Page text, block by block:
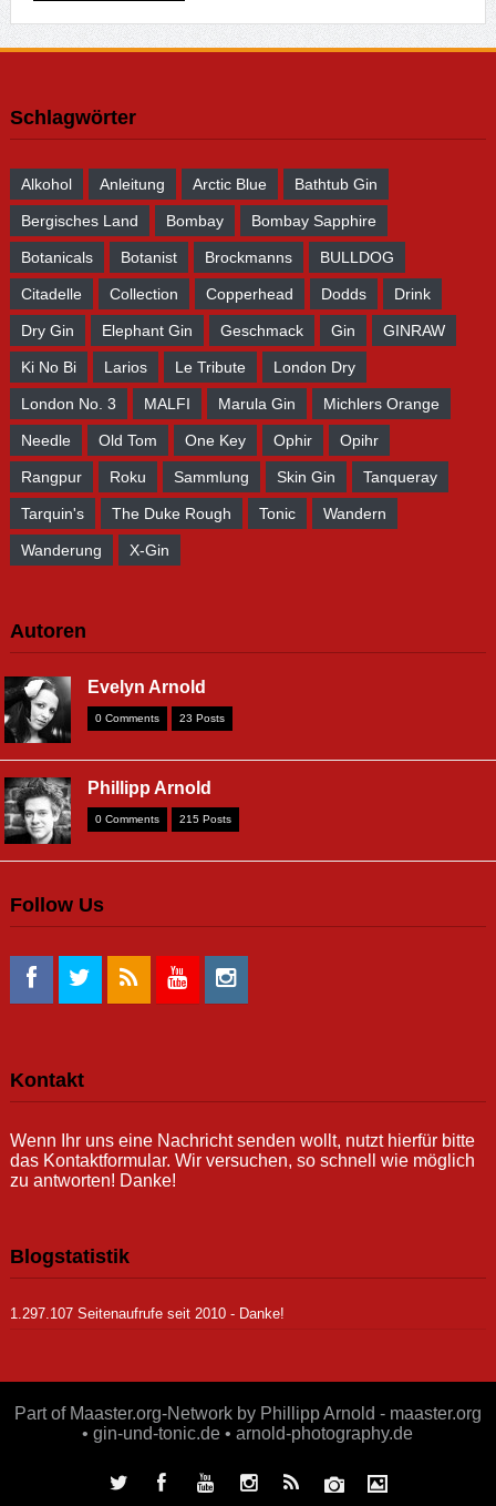
Schlagwörter
Alkohol Anleitung Arctic Blue Bathtub Gin
Bergisches Land Bombay Bombay Sapphire
Botanicals Botanist Brockmanns BULLDOG
Citadelle Collection Copperhead Dodds Drink
Dry Gin Elephant Gin Geschmack Gin GINRAW
Ki No Bi Larios Le Tribute London Dry
London No. 3 MALFI Marula Gin Michlers Orange
Needle Old Tom One Key Ophir Opihr
Rangpur Roku Sammlung Skin Gin Tanqueray
Tarquin's The Duke Rough Tonic Wandern
Wanderung X-Gin
Autoren
Evelyn Arnold
0 Comments 23 Posts
Phillipp Arnold
0 Comments 215 Posts
Follow Us
Kontakt
Wenn Ihr uns eine Nachricht senden wollt, nutzt hierfür bitte
das Kontaktformular. Wir versuchen, so schnell wie möglich
zu antworten! Danke!
Blogstatistik
1.297.107 Seitenaufrufe seit 2010 - Danke!
Part of Maaster.org-Network by Phillipp Arnold - maaster.org
• gin-und-tonic.de • arnold-photography.de